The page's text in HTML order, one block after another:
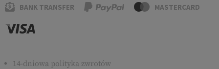
BANK TRANSFER MASTERCARD
14-dniowa polityka zwrotów